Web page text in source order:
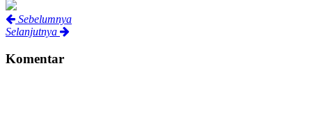
Sebelumnya
Selanjutnya
Komentar